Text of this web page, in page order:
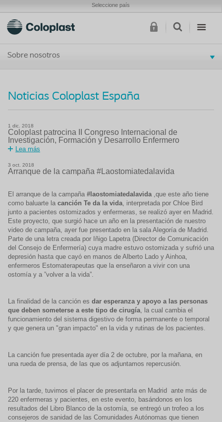
Seleccione país
Sobre nosotros
Noticias Coloplast España
1 dic. 2018
Coloplast patrocina II Congreso Internacional de
Investigación, Formación y Desarrollo Enfermero
Lea más
3 oct. 2018
Arranque de la campaña #Laostomiatedalavida
El arranque de la campaña #laostomiatedalavida ,que este año tiene
como baluarte la canción Te da la vida, interpretada por Chloe Bird
junto a pacientes ostomizados y enfermeras, se realizó ayer en Madrid.
Este proyecto, que surgió hace un año en la presentación de nuestro
video de campaña, ayer fue presentado en la sala Alegoría de Madrid.
Parte de una letra creada por Iñigo Lapetra (Director de Comunicación
del Consejo de Enfermería) cuya madre estuvo ostomizada y sufrió una
depresión hasta que cayó en manos de Alberto Lado y Ainhoa,
enfermeros Estomaterapeutas que la enseñaron a vivir con una
ostomía y a ”volver a la vida”.
La finalidad de la canción es dar esperanza y apoyo a las personas
que deben someterse a este tipo de cirugía, la cual cambia el
funcionamiento del sistema digestivo de forma permanente o temporal
y que genera un "gran impacto" en la vida y rutinas de los pacientes.
La canción fue presentada ayer día 2 de octubre, por la mañana, en
una rueda de prensa, de las que os adjuntamos repercusión.
Por la tarde, tuvimos el placer de presentarla en Madrid ante más de
220 enfermeras y pacientes, en este evento, basándonos en los
resultados del Libro Blanco de la ostomía, se entregó un trofeo a los
consejeros de sanidad de las Comunidades Autónomas que tienen